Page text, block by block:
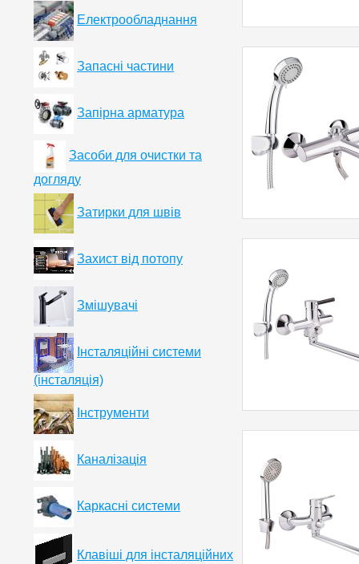
Електрообладнання
Запасні частини
Запірна арматура
Засоби для очистки та
догляду
Затирки для швів
Захист від потопу
Змішувачі
Інсталяційні системи
(інсталяція)
Інструменти
Каналізація
Каркасні системи
Клавіші для інсталяційних